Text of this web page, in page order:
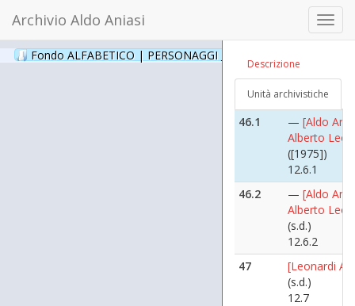
Archivio Aldo Aniasi
Fondo ALFABETICO | PERSONAGGI _ Archivio Fotografico
Descrizione
Unità archivistiche
Aniasi]
12.4.2
46
[Leo Alberto]
(s.d.)
12.6
46.1
— [Aldo
Alberto Leo]
([1975])
12.6.1
46.2
— [Aldo
Alberto Leo]
(s.d.)
12.6.2
47
[Leonardi
(s.d.)
12.7